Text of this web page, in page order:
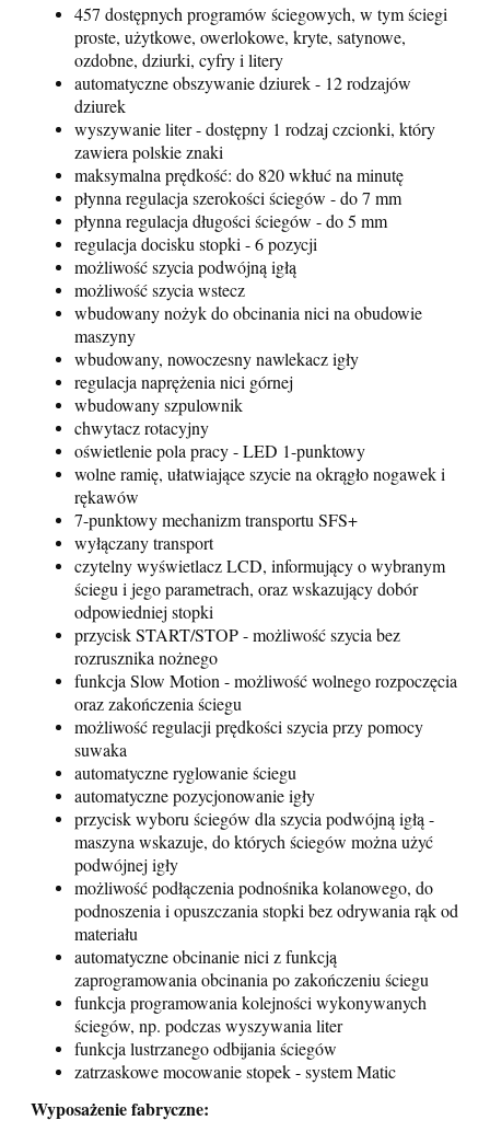
457 dostępnych programów ściegowych, w tym ściegi
proste, użytkowe, owerlokowe, kryte, satynowe,
ozdobne, dziurki, cyfry i litery
automatyczne obszywanie dziurek - 12 rodzajów
dziurek
wyszywanie liter - dostępny 1 rodzaj czcionki, który
zawiera polskie znaki
maksymalna prędkość: do 820 wkłuć na minutę
płynna regulacja szerokości ściegów - do 7 mm
płynna regulacja długości ściegów - do 5 mm
regulacja docisku stopki - 6 pozycji
możliwość szycia podwójną igłą
możliwość szycia wstecz
wbudowany nożyk do obcinania nici na obudowie
maszyny
wbudowany, nowoczesny nawlekacz igły
regulacja naprężenia nici górnej
wbudowany szpulownik
chwytacz rotacyjny
oświetlenie pola pracy - LED 1-punktowy
wolne ramię, ułatwiające szycie na okrągło nogawek i
rękawów
7-punktowy mechanizm transportu SFS+
wyłączany transport
czytelny wyświetlacz LCD, informujący o wybranym
ściegu i jego parametrach, oraz wskazujący dobór
odpowiedniej stopki
przycisk START/STOP - możliwość szycia bez
rozrusznika nożnego
funkcja Slow Motion - możliwość wolnego rozpoczęcia
oraz zakończenia ściegu
możliwość regulacji prędkości szycia przy pomocy
suwaka
automatyczne ryglowanie ściegu
automatyczne pozycjonowanie igły
przycisk wyboru ściegów dla szycia podwójną igłą -
maszyna wskazuje, do których ściegów można użyć
podwójnej igły
możliwość podłączenia podnośnika kolanowego, do
podnoszenia i opuszczania stopki bez odrywania rąk od
materiału
automatyczne obcinanie nici z funkcją
zaprogramowania obcinania po zakończeniu ściegu
funkcja programowania kolejności wykonywanych
ściegów, np. podczas wyszywania liter
funkcja lustrzanego odbijania ściegów
zatrzaskowe mocowanie stopek - system Matic
Wyposażenie fabryczne: